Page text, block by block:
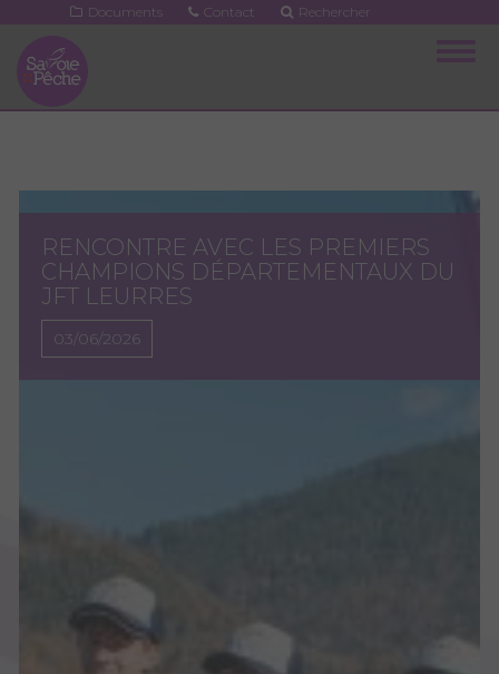
contenu
principal
Documents Contact Rechercher
RENCONTRE AVEC LES PREMIERS
CHAMPIONS DÉPARTEMENTAUX DU
JFT LEURRES
03/06/2026